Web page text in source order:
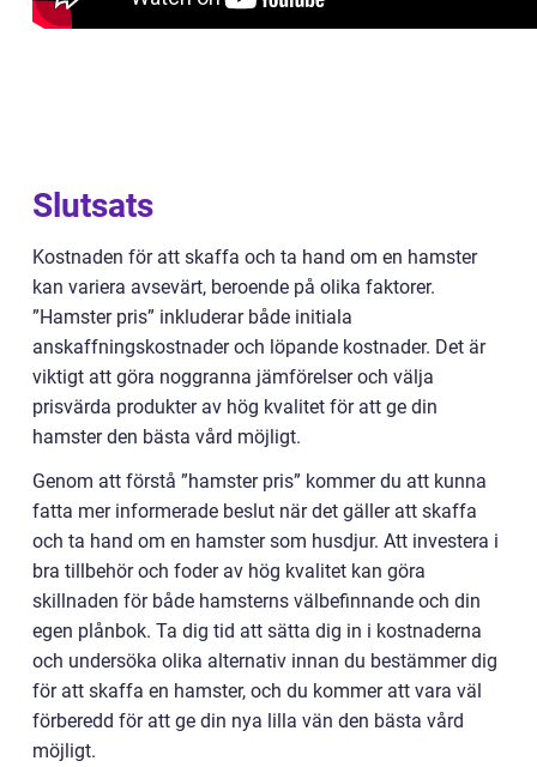
Slutsats
Kostnaden för att skaffa och ta hand om en hamster
kan variera avsevärt, beroende på olika faktorer.
”Hamster pris” inkluderar både initiala
anskaffningskostnader och löpande kostnader. Det är
viktigt att göra noggranna jämförelser och välja
prisvärda produkter av hög kvalitet för att ge din
hamster den bästa vård möjligt.
Genom att förstå ”hamster pris” kommer du att kunna
fatta mer informerade beslut när det gäller att skaffa
och ta hand om en hamster som husdjur. Att investera i
bra tillbehör och foder av hög kvalitet kan göra
skillnaden för både hamsterns välbefinnande och din
egen plånbok. Ta dig tid att sätta dig in i kostnaderna
och undersöka olika alternativ innan du bestämmer dig
för att skaffa en hamster, och du kommer att vara väl
förberedd för att ge din nya lilla vän den bästa vård
möjligt.